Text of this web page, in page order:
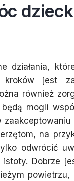
działania,
kroków jest
również
mogli
na
odwrócić
Dobrze